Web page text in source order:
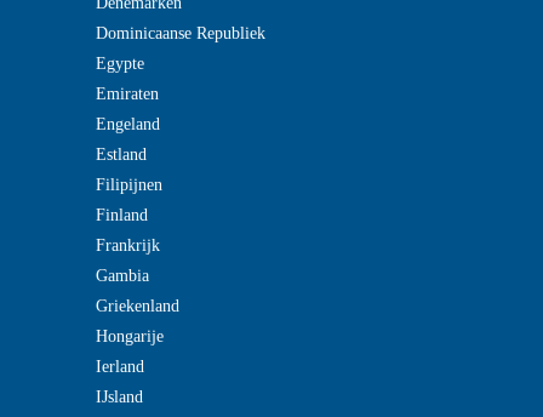
Dominicaanse Republiek
Egypte
Emiraten
Engeland
Estland
Filipijnen
Finland
Frankrijk
Gambia
Griekenland
Hongarije
Ierland
IJsland